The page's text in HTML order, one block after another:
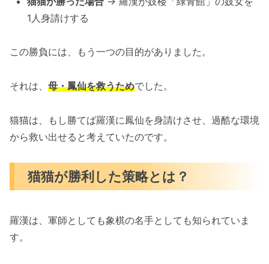
1人身請けする
この勝負には、もう一つの目的がありました。
それは、 母・鳳仙を救うためでした。
猫猫は、もし勝てば羅漢に鳳仙を身請けさせ、過酷な環境
から救い出せると考えていたのです。
猫猫が勝利した策略とは？
羅漢は、軍師としても象棋の名手としても知られていま
す。